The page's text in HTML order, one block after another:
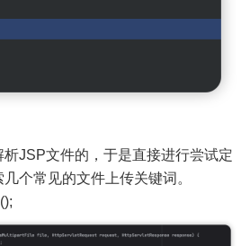
JSP文件的，于是直接进行尝试定
个常见的文件上传关键词。